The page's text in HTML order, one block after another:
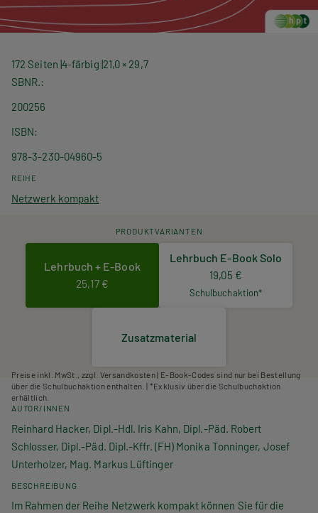
172 Seiten 4-färbig 21,0 × 29,7
SBNR.
200256
ISBN
978-3-230-04960-5
REIHE
Netzwerk kompakt
PRODUKTVARIANTEN
Lehrbuch + E-Book
25,17 €
Lehrbuch E-Book Solo
19,05 €
Schulbuchaktion*
Zusatzmaterial
Preise inkl. MwSt., zzgl. Versandkosten | E-Book-Codes sind nur bei Bestellung
über die Schulbuchaktion enthalten. | *Exklusiv über die Schulbuchaktion
erhältlich.
AUTOR/INNEN
Reinhard Hacker, Dipl.-Hdl. Iris Kahn, Dipl.-Päd. Robert
Schlosser, Dipl.-Päd. Dipl.-Kffr. (FH) Monika Tonninger, Josef
Unterholzer, Mag. Markus Lüftinger
BESCHREIBUNG
Im Rahmen der Reihe Netzwerk kompakt können Sie für die